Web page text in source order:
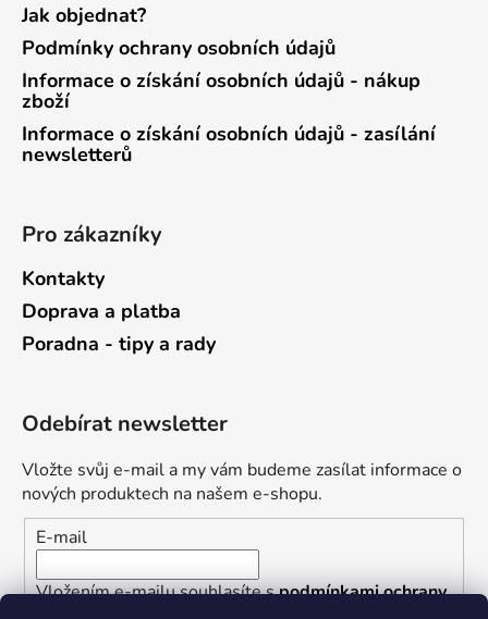
Jak objednat?
Podmínky ochrany osobních údajů
Informace o získání osobních údajů - nákup
zboží
Informace o získání osobních údajů - zasílání
newsletterů
Pro zákazníky
Kontakty
Doprava a platba
Poradna - tipy a rady
Odebírat newsletter
Vložte svůj e-mail a my vám budeme zasílat informace o
nových produktech na našem e-shopu.
E-mail
Vložením e-mailu souhlasíte spodmínkami ochrany